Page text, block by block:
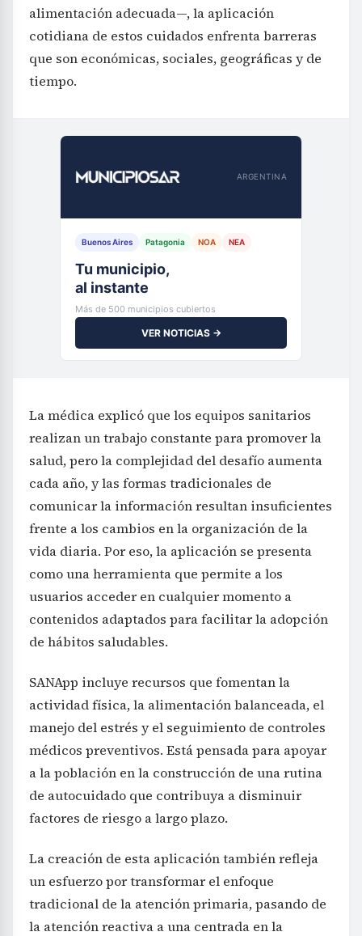
alimentación adecuada—, la aplicación
cotidiana de estos cuidados enfrenta barreras
que son económicas, sociales, geográficas y de
tiempo.
ARGENTINA
Buenos Aires Patagonia NOA NEA
Tu municipio,
al instante
Más de 500 municipios cubiertos
VER NOTICIAS →
La médica explicó que los equipos sanitarios
realizan un trabajo constante para promover la
salud, pero la complejidad del desafío aumenta
cada año, y las formas tradicionales de
comunicar la información resultan insuficientes
frente a los cambios en la organización de la
vida diaria. Por eso, la aplicación se presenta
como una herramienta que permite a los
usuarios acceder en cualquier momento a
contenidos adaptados para facilitar la adopción
de hábitos saludables.
SANApp incluye recursos que fomentan la
actividad física, la alimentación balanceada, el
manejo del estrés y el seguimiento de controles
médicos preventivos. Está pensada para apoyar
a la población en la construcción de una rutina
de autocuidado que contribuya a disminuir
factores de riesgo a largo plazo.
La creación de esta aplicación también refleja
un esfuerzo por transformar el enfoque
tradicional de la atención primaria, pasando de
la atención reactiva a una centrada en la